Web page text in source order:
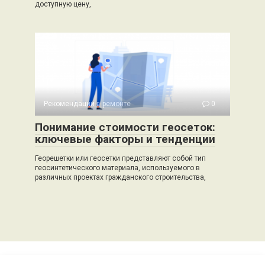
доступную цену,
Рекомендации в ремонте 0
Понимание стоимости геосеток:
ключевые факторы и тенденции
Георешетки или геосетки представляют собой тип
геосинтетического материала, используемого в
различных проектах гражданского строительства,